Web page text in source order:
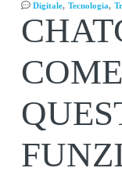
Digitale, Tecnologia,